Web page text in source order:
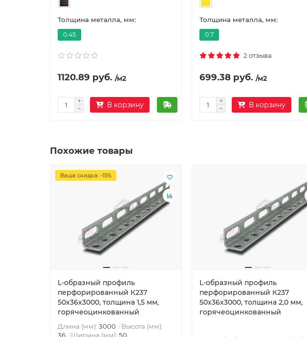
Толщина металла, мм:
0.45
1120.89 руб. /м2
В корзину
Толщина металла, мм:
0.7
2 отзыва
699.38 руб. /м2
В корзину
Похожие товары
Ваша скидка: -15%
L-образный профиль
перфорированный К237
50x36x3000, толщина 1,5 мм,
горячеоцинкованный
Длина (мм): 3000
Высота (мм):
36
Ширина (мм): 50
L-образный профиль
перфорированный К237
50x36x3000, толщина 2,0 мм,
горячеоцинкованный